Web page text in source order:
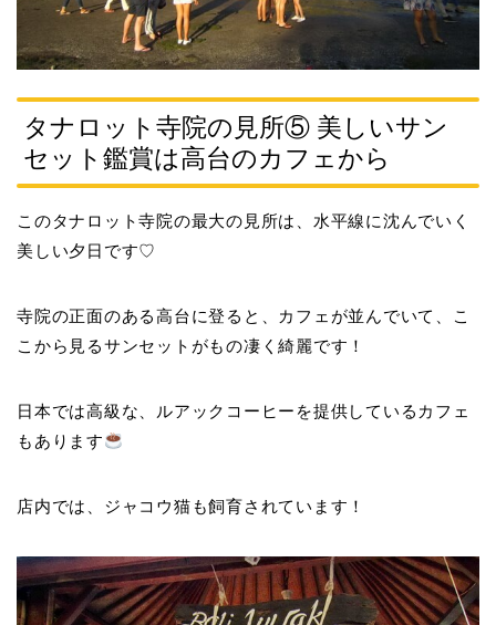
タナロット寺院の見所⑤ 美しいサン
セット鑑賞は高台のカフェから
このタナロット寺院の最大の見所は、水平線に沈んでいく
美しい夕日です♡
寺院の正面のある高台に登ると、カフェが並んでいて、こ
こから見るサンセットがもの凄く綺麗です！
日本では高級な、ルアックコーヒーを提供しているカフェ
もあります
店内では、ジャコウ猫も飼育されています！